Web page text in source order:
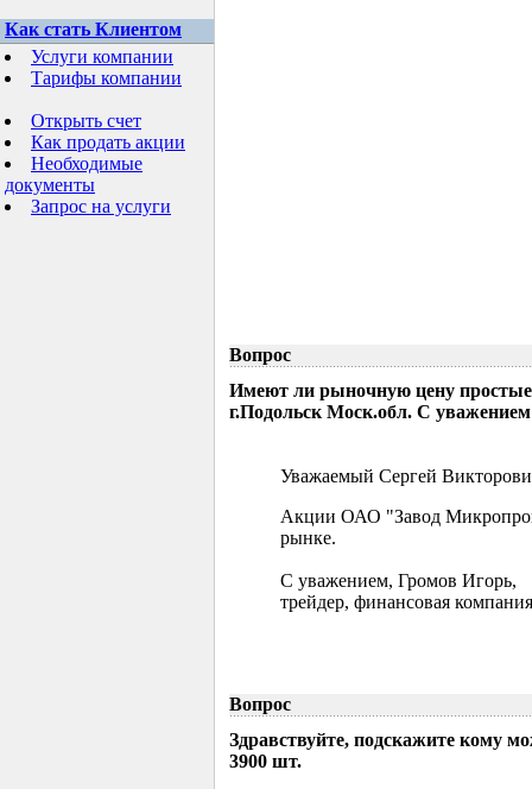
Как стать Клиентом
Услуги компании
Тарифы компании
Открыть счет
Как продать акции
Необходимые
документы
Запрос на услуги
Вопрос
Имеют ли рыночную цену
г.Подольск Моск.обл. С
Уважаемый Сергей
Акции ОАО "Завод
рынке.
С уважением, Громов Игорь,
трейдер, финансовая
Вопрос
Здравствуйте, подскажите кому
3900 шт.